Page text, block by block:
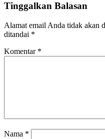
Tinggalkan Balasan
Alamat email Anda tidak akan
ditandai *
Komentar *
Nama *